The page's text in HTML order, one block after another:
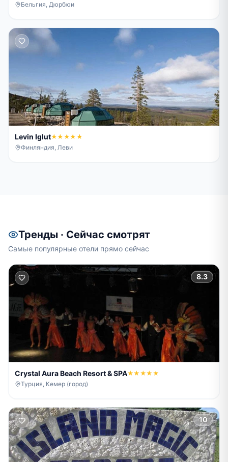
Бельгия, Дюрбюи
Levin Iglut★★★★★
Финляндия, Леви
Тренды · Сейчас смотрят
Самые популярные отели прямо сейчас
8.3
Crystal Aura Beach Resort & SPA★★★★★
Турция, Кемер (город)
10